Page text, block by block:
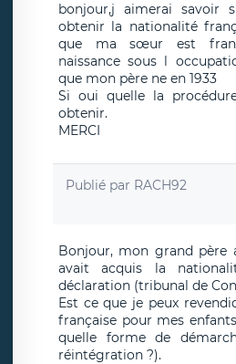
bonjour,j aimerai
obtenir la nationalité
que ma sœur est
naissance sous l
que mon père ne en 1933
Si oui quelle la
obtenir.
MERCI
Publié par RACH92
Bonjour, mon grand père
avait acquis la
déclaration (tribunal de
Est ce que je peux
française pour mes
quelle forme de
réintégration ?).